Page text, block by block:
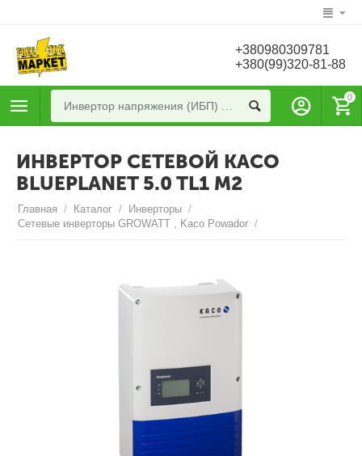
+380980309781
+380(99)320-81-88
0
ИНВЕРТОР СЕТЕВОЙ KACO
BLUEPLANET 5.0 TL1 M2
Главная / Каталог / Инверторы /
Сетевые инверторы GROWATT , Kaco Powador /